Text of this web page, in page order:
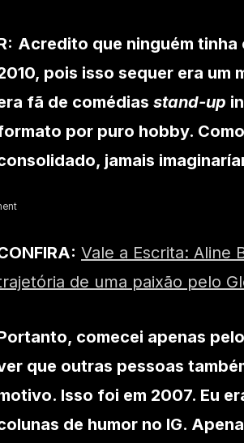
Acredito que ninguém
pois isso sequer era um
fã de comédias stand-up
por puro hobby.
jamais
Vale a Escrita: Aline
de uma paixão pelo
comecei apenas
que outras pessoas
Isso foi em 2007. Eu
de humor no IG.